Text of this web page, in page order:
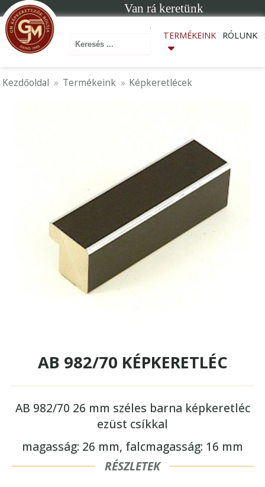
Van rá keretünk
Keresés ...
TERMÉKEINK RÓLUNK
Kezdőoldal Termékeink Képkeretlécek
AB 982/70 KÉPKERETLÉC
AB 982/70 26 mm széles barna képkeretléc
ezüst csíkkal
magasság: 26 mm, falcmagasság: 16 mm
RÉSZLETEK